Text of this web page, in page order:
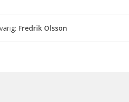
Fredrik Olsson